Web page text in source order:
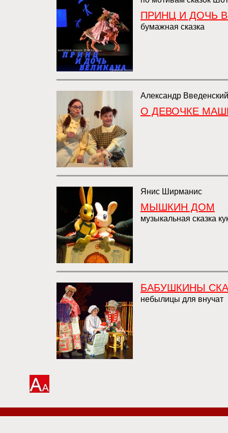
ПРИНЦ И ДОЧЬ
бумажная сказка
Александр Введенский
О ДЕВОЧКЕ
Янис Ширманис
МЫШКИН ДОМ
музыкальная сказка
БАБУШКИНЫ
небылицы для внучат